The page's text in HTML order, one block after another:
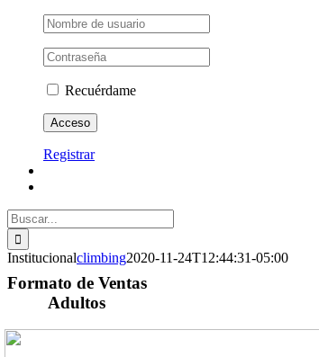
Recuérdame
Registrar
Buscar:
Institucionalclimbing2020-11-24T12:44:31-05:00
Formato de Ventas
Adultos